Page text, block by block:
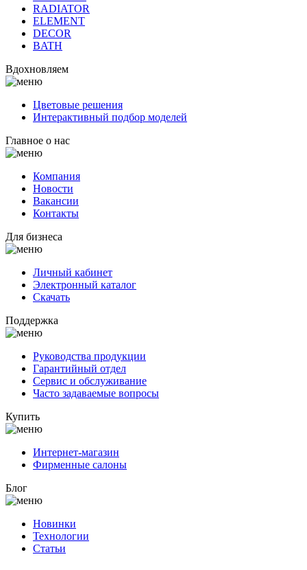
RADIATOR
ELEMENT
DECOR
BATH
Вдохновляем
Цветовые решения
Интерактивный подбор моделей
Главное о нас
Компания
Новости
Вакансии
Контакты
Для бизнеса
Личный кабинет
Электронный каталог
Скачать
Поддержка
Руководства продукции
Гарантийный отдел
Сервис и обслуживание
Часто задаваемые вопросы
Купить
Интернет-магазин
Фирменные салоны
Блог
Новинки
Технологии
Статьи